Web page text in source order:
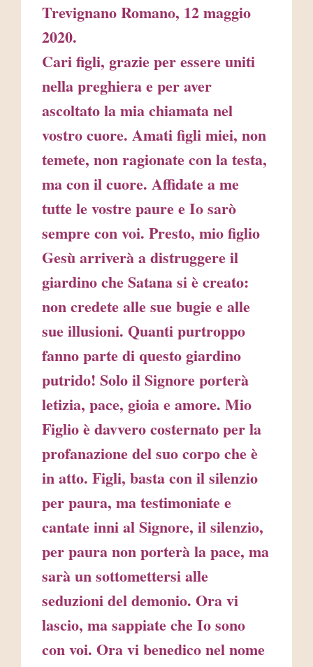
Trevignano Romano, 12 maggio
2020.
Cari figli, grazie per essere uniti
nella preghiera e per aver
ascoltato la mia chiamata nel
vostro cuore. Amati figli miei, non
temete, non ragionate con la testa,
ma con il cuore. Affidate a me
tutte le vostre paure e Io sarò
sempre con voi. Presto, mio figlio
Gesù arriverà a distruggere il
giardino che Satana si è creato:
non credete alle sue bugie e alle
sue illusioni. Quanti purtroppo
fanno parte di questo giardino
putrido! Solo il Signore porterà
letizia, pace, gioia e amore. Mio
Figlio è davvero costernato per la
profanazione del suo corpo che è
in atto. Figli, basta con il silenzio
per paura, ma testimoniate e
cantate inni al Signore, il silenzio,
per paura non porterà la pace, ma
sarà un sottomettersi alle
seduzioni del demonio. Ora vi
lascio, ma sappiate che Io sono
con voi. Ora vi benedico nel nome